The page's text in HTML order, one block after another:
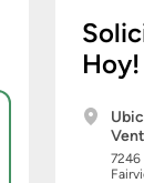
Hoy!
7246